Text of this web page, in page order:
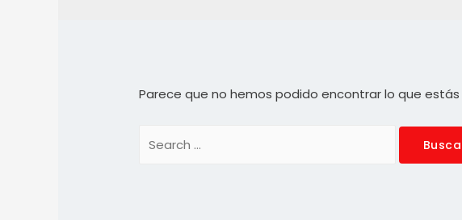
Parece que no hemos podido encontrar lo que